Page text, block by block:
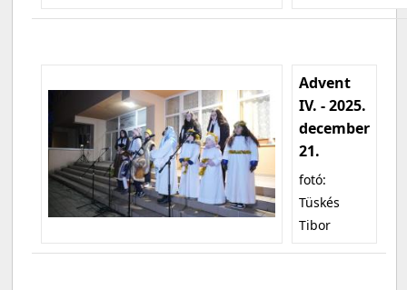
Advent
IV. - 2025.
december
21.
fotó:
Tüskés
Tibor